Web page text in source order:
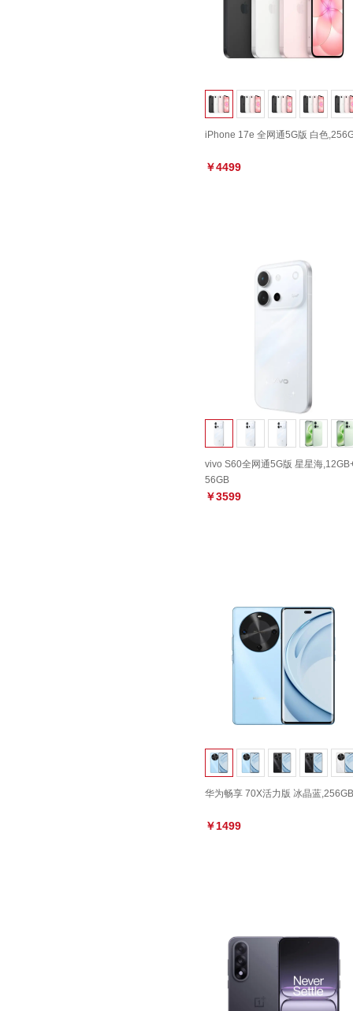
iPhone 17e 全网通5G版 白色
￥4499
vivo S60全网通5G版 星星海
56GB
￥3599
华为畅享 70X活力版 冰晶蓝,256GB
￥1499